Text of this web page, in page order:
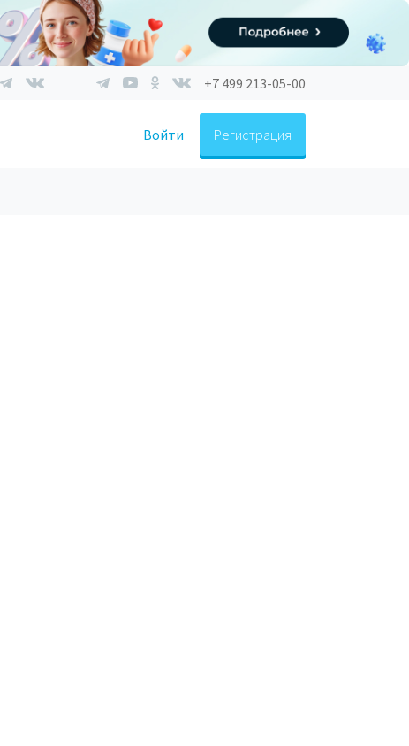
+7 499 213-05-00
Войти Регистрация